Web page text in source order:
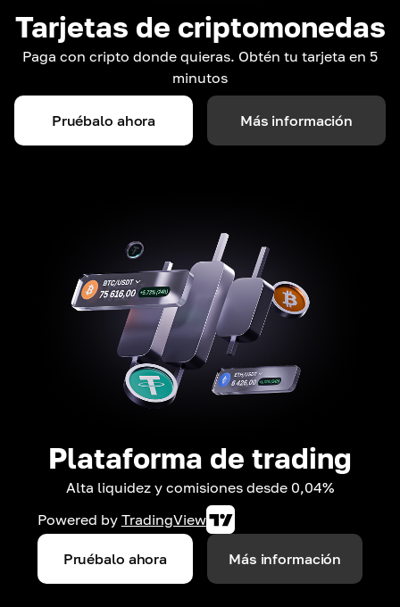
Tarjetas de criptomonedas
Paga con cripto donde quieras. Obtén tu tarjeta en 5
minutos
Pruébalo ahora Más información
Plataforma de trading
Alta liquidez y comisiones desde 0,04%
Powered by TradingView
Pruébalo ahora Más información